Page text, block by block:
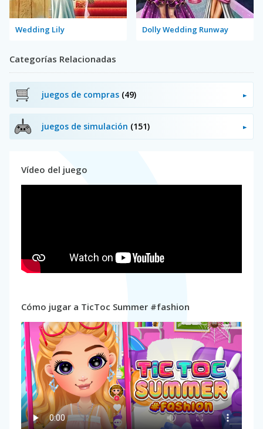
Wedding Lily Dolly Wedding Runway
Categorías Relacionadas
juegos de compras (49)
juegos de simulación (151)
Vídeo del juego
Cómo jugar a TicToc Summer #fashion